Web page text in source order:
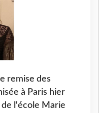
remise des
à Paris hier
l'école Marie